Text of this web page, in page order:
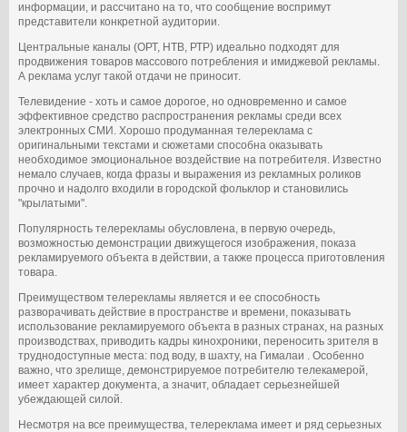
информации, и рассчитано на то, что сообщение воспримут
представители конкретной аудитории.
Центральные каналы (ОРТ, НТВ, РТР) идеально подходят для
продвижения товаров массового потребления и имиджевой рекламы.
А реклама услуг такой отдачи не приносит.
Телевидение - хоть и самое дорогое, но одновременно и самое
эффективное средство распространения рекламы среди всех
электронных СМИ. Хорошо продуманная телереклама с
оригинальными текстами и сюжетами способна оказывать
необходимое эмоциональное воздействие на потребителя. Известно
немало случаев, когда фразы и выражения из рекламных роликов
прочно и надолго входили в городской фольклор и становились
"крылатыми".
Популярность телерекламы обусловлена, в первую очередь,
возможностью демонстрации движущегося изображения, показа
рекламируемого объекта в действии, а также процесса приготовления
товара.
Преимуществом телерекламы является и ее способность
разворачивать действие в пространстве и времени, показывать
использование рекламируемого объекта в разных странах, на разных
производствах, приводить кадры кинохроники, переносить зрителя в
труднодоступные места: под воду, в шахту, на Гималаи . Особенно
важно, что зрелище, демонстрируемое потребителю телекамерой,
имеет характер документа, а значит, обладает серьезнейшей
убеждающей силой.
Несмотря на все преимущества, телереклама имеет и ряд серьезных